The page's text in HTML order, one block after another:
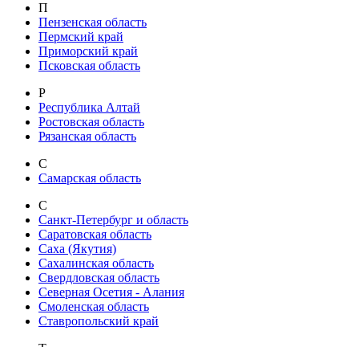
П
Пензенская область
Пермский край
Приморский край
Псковская область
Р
Республика Алтай
Ростовская область
Рязанская область
С
Самарская область
С
Санкт-Петербург и область
Саратовская область
Саха (Якутия)
Сахалинская область
Свердловская область
Северная Осетия - Алания
Смоленская область
Ставропольский край